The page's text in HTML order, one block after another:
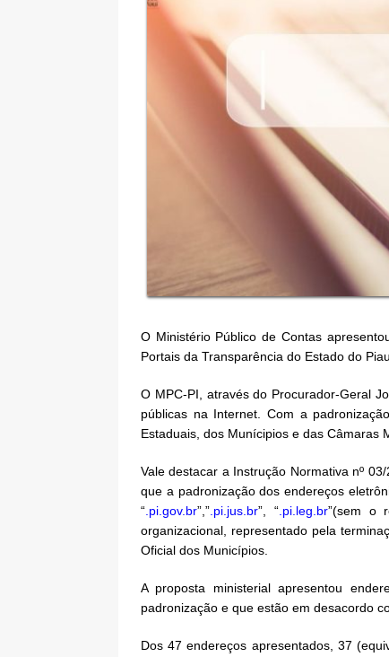
O Ministério Público de Contas
Portais da Transparência do Estado do
O MPC-PI, através do Procurador-Geral
públicas na Internet. Com a
Estaduais, dos Munícipios e das Câmaras
Vale destacar a Instrução Normativa nº
que a padronização dos endereços
“ .pi.gov.br”,” .pi.jus.br”, “.pi.leg.br”(sem o
organizacional, representado pela
Oficial dos Municípios.
A proposta ministerial apresentou
padronização e que estão em desacordo
Dos 47 endereços apresentados, 37